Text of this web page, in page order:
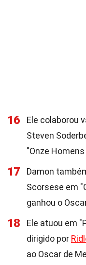
16
Ele colaborou
Steven
"Onze
17
Damon
Scorsese em
ganhou o
18
Ele atuou em
dirigido por
ao Oscar de